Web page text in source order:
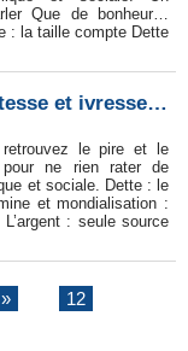
Que de bonheur…
: la taille compte Dette
et ivresse…
retrouvez le pire et le
ne rien rater de
et sociale. Dette : le
et mondialisation :
: seule source
» 12